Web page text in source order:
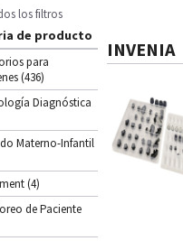
los filtros
de producto
para
(436)
Diagnóstica
Materno-Infantil
(4)
de Paciente
INVENIA